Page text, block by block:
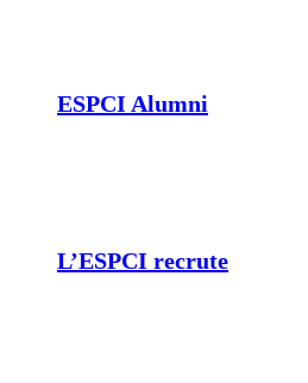
ESPCI Alumni
L’ESPCI recrute